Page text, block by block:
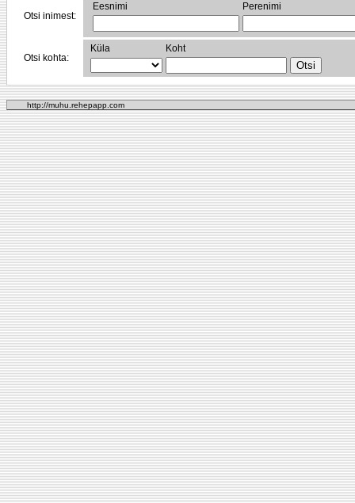
Otsi inimest:
Eesnimi Perenimi
Otsi kohta:
Küla Koht
http://muhu.rehepapp.com